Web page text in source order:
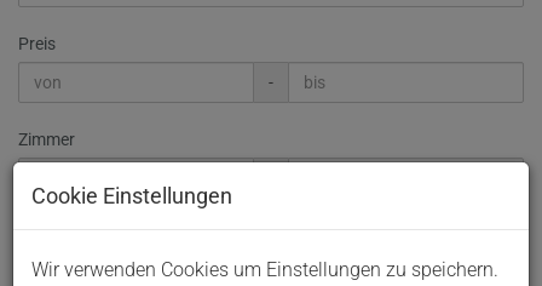
Preis
-
Zimmer
Wohnfläche (von/bis)
-
Cookie Einstellungen
Wir verwenden Cookies um Einstellungen zu speichern.